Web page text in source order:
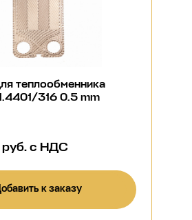
теплообменника
316 0.5 mm
с НДС
к заказу